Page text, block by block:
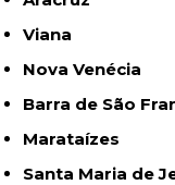
Viana
Nova Venécia
Barra de São
Marataízes
Santa Maria de